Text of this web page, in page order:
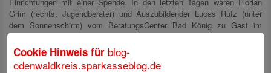
Grim (rechts, Jugendberater) und Auszubildender Lucas Rutz (unter
dem Sonnenschirm) vom BeratungsCenter Bad König zu Gast im
dortigen Freibad. Sie übergaben die Spende zur Anschaffung von
Sonnenschirmen in Höhe von 250 Euro an Walther Arndt (Vorsitzender
des Förderkreises des Freibades Bad König).
Cookie Hinweis für blog-
odenwaldkreis.sparkasseblog.de